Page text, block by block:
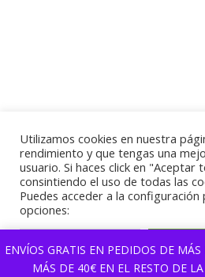
ENVÍOS GRATIS EN PEDIDOS DE
MÁS DE 40€ EN EL RESTO DE
Utilizamos cookies en nuestra
rendimiento y que tengas una
usuario. Si haces click en "Aceptar
consintiendo el uso de todas las
Puedes acceder a la
opciones:
Selección de Cookies Aceptar